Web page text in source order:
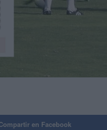
en Facebook